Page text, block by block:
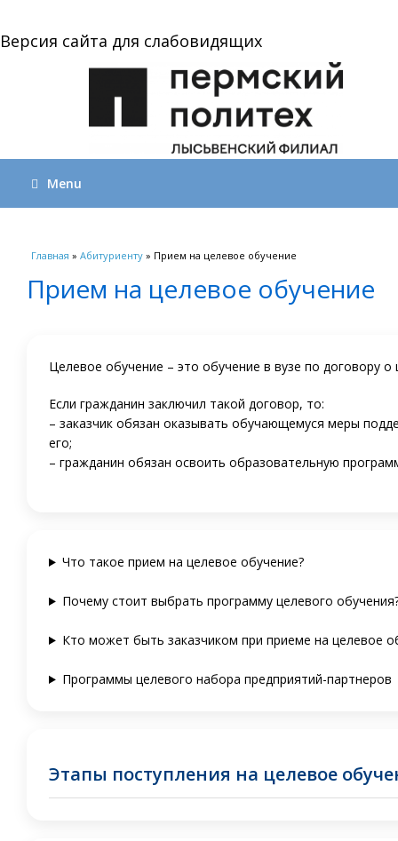
Версия сайта для слабовидящих
Menu
Вы здесь
Главная » Абитуриенту » Прием на целевое обучение
Прием на целевое обучение
Целевое обучение – это обучение в вузе по договору
Если гражданин заключил такой договор, то:
– заказчик обязан оказывать обучающемуся меры
его;
– гражданин обязан освоить образовательную
Что такое прием на целевое обучение?
Почему стоит выбрать программу целевого
Кто может быть заказчиком при приеме на целевое
Программы целевого набора предприятий-партнеров
Этапы поступления на целевое